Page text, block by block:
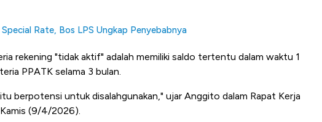
Special Rate, Bos LPS Ungkap Penyebabnya
rekening "tidak aktif" adalah memiliki saldo tertentu dalam waktu 1
PPATK selama 3 bulan.
berpotensi untuk disalahgunakan," ujar Anggito dalam Rapat Kerja
(9/4/2026).
atasi Panas Tanpa AC